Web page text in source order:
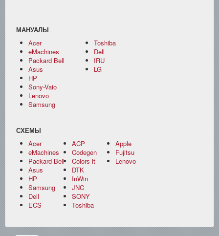
МАНУАЛЫ
Acer
eMachines
Packard Bell
Asus
HP
Sony-Vaio
Lenovo
Samsung
Toshiba
Dell
IRU
LG
СХЕМЫ
Acer
eMachines
Packard Bell
Asus
HP
Samsung
Dell
ECS
ACP
Codegen
Colors-it
DTK
InWin
JNC
SONY
Toshiba
Apple
Fujitsu
Lenovo